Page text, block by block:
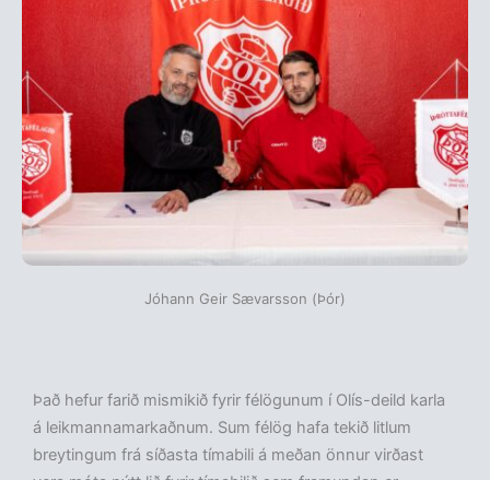
Jóhann Geir Sævarsson (Þór)
Það hefur farið mismikið fyrir félögunum í Olís-deild karla
á leikmannamarkaðnum. Sum félög hafa tekið litlum
breytingum frá síðasta tímabili á meðan önnur virðast